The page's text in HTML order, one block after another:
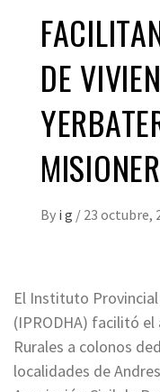
DE
By i g / 23 octubre,
El Instituto
(IPRODHA) facilitó
Rurales a colonos
localidades de